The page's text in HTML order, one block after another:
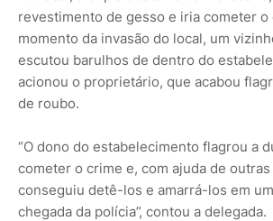
revestimento de gesso e iria cometer o
momento da invasão do local, um
escutou barulhos de dentro do
acionou o proprietário, que acabou
de roubo.
“O dono do estabelecimento flagrou a
cometer o crime e, com ajuda de outras
conseguiu detê-los e amarrá-los em
chegada da polícia”, contou a delegada.